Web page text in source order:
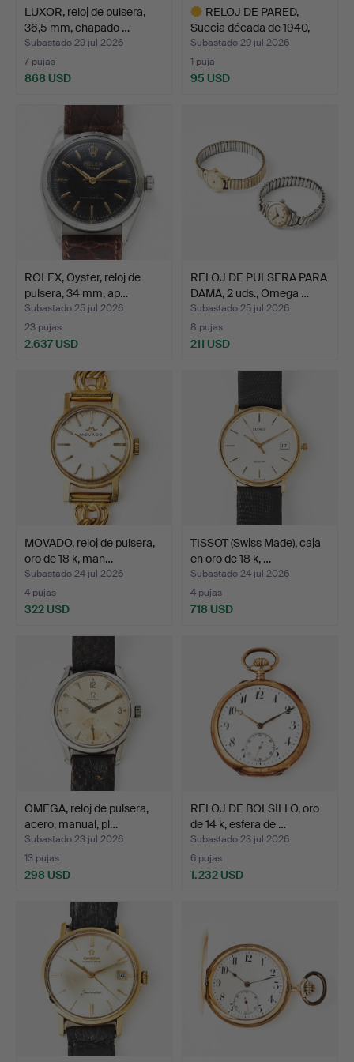
LUXOR, reloj de pulsera,
36,5 mm, chapado …
Subastado 29 jul 2026
7 pujas
868 USD
RELOJ DE PARED,
Suecia década de 1940,
Swe…
Subastado 29 jul 2026
1 puja
95 USD
ROLEX, Oyster, reloj de
pulsera, 34 mm, ap…
Subastado 25 jul 2026
23 pujas
2.637 USD
RELOJ DE PULSERA PARA
DAMA, 2 uds., Omega …
Subastado 25 jul 2026
8 pujas
211 USD
MOVADO, reloj de pulsera,
oro de 18 k, man…
Subastado 24 jul 2026
4 pujas
322 USD
TISSOT (Swiss Made), caja
en oro de 18 k, …
Subastado 24 jul 2026
4 pujas
718 USD
OMEGA, reloj de pulsera,
acero, manual, pl…
Subastado 23 jul 2026
13 pujas
298 USD
RELOJ DE BOLSILLO, oro
de 14 k, esfera de …
Subastado 23 jul 2026
6 pujas
1.232 USD